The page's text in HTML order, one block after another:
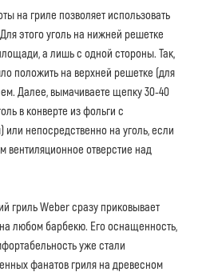
на гриле позволяет использовать
этого уголь на нижней решетке
а лишь с одной стороны. Так,
положить на верхней решетке (для
Далее, вымачиваете щепку 30-40
в конверте из фольги с
или непосредственно на уголь, если
вентиляционное отверстие над
гриль Weber сразу приковывает
любом барбекю. Его оснащенность,
уже стали
фанатов гриля на древесном